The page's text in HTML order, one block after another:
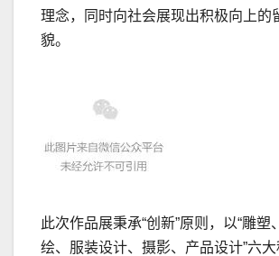
理念，同时向社会展现出积极向上的
貌。
此次作品展秉承“创新”原则，以“雕塑
绘、服装设计、摄影、产品设计”六